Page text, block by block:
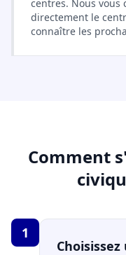
centres. Nous vous
directement le
connaître les
Comment
1